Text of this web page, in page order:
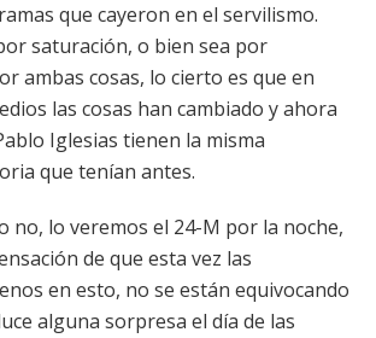
que cayeron en el servilismo.
saturación, o bien sea por
ambas cosas, lo cierto es que en
las cosas han cambiado y ahora
Iglesias tienen la misma
que tenían antes.
no, lo veremos el 24-M por la noche,
de que esta vez las
en esto, no se están equivocando
alguna sorpresa el día de las